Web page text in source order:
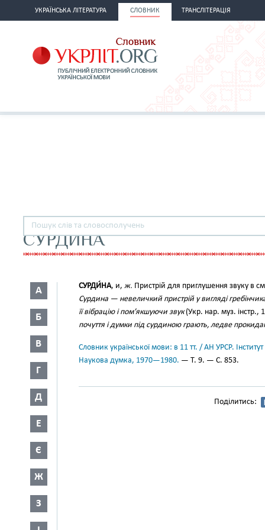
УКРАЇНСЬКА ЛІТЕРАТУРА СЛОВНИК ТРАНСЛІТЕРАЦІЯ
СУРДИНА
А
Б
В
Г
Д
Е
Є
Ж
З
СУРДИ́НА, и, ж. Пристрій для приглушення звуку в
Сурдина — невеличкий пристрій у вигляді
її вібрацію і пом’якшуючи звук(Укр. нар. муз. інстр.,
почуття і думки під сурдиною грають, ледве
Словник української мови: в 11 тт. / АН УРСР.
Наукова думка, 1970—1980. — Т. 9. — С. 853.
Поділитись: